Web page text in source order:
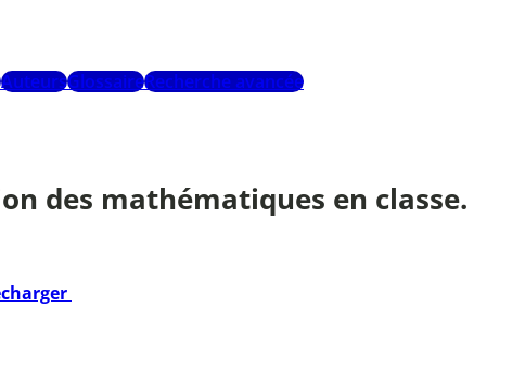
AuteursGlossaireRecherche avancée
des mathématiques en classe.